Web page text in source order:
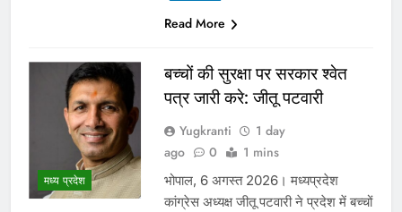
Read More
मध्य प्रदेश
बच्चों की सुरक्षा पर सरकार श्वेत
पत्र जारी करे: जीतू पटवारी
Yugkranti
1 day
ago
0 1 mins
भोपाल, 6 अगस्त 2026। मध्यप्रदेश
कांग्रेस अध्यक्ष जीतू पटवारी ने प्रदेश में बच्चों